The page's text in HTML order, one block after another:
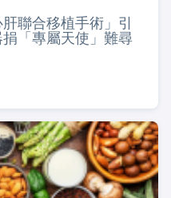
聯合移植手術」引
「專屬天使」難尋